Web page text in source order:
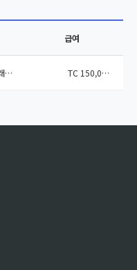
급여
송파 노래방도우미 알바... TC 150,000원